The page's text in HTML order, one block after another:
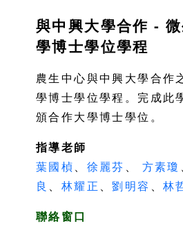
與中興大學合作 -
學博士學位學程
農生中心與中興大學合作
學博士學位學程。完成此
頒合作大學博士學位。
指導老師
葉國楨、 徐麗芬 、 方素瓊
良 、 林耀正 、劉明容 、林
聯絡窗口